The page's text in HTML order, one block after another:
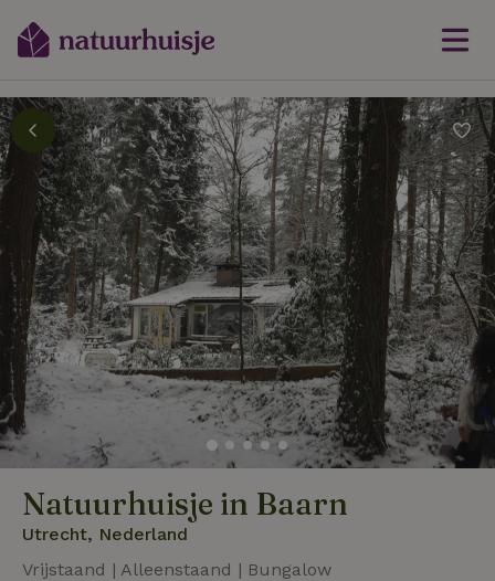
Natuurhuisje in Baarn
Utrecht, Nederland
Vrijstaand | Alleenstaand | Bungalow